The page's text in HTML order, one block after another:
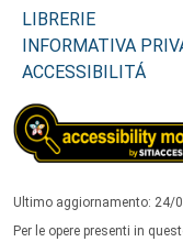
LIBRERIE
INFORMATIVA
ACCESSIBILITÁ
Ultimo aggiornamento: 24/
Per le opere presenti in